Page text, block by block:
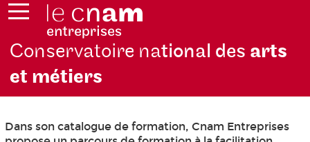
Conservatoire national des arts
et métiers
Dans son catalogue de formation, Cnam Entreprises